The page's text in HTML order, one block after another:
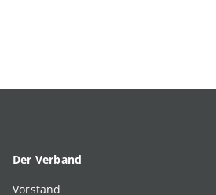
Der Verband
Vorstand